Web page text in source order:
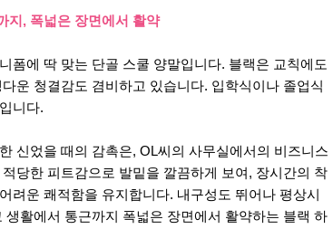
지, 폭넓은 장면에서 활약
폼에 딱 맞는 단골 스쿨 양말입니다. 블랙은 교칙에도
운 청결감도 겸비하고 있습니다. 입학식이나 졸업식
니다.
신었을 때의 감촉은, OL씨의 사무실에서의 비즈니스
당한 피트감으로 발밑을 깔끔하게 보여, 장시간의 착
려운 쾌적함을 유지합니다. 내구성도 뛰어나 평상시
생활에서 통근까지 폭넓은 장면에서 활약하는 블랙 하